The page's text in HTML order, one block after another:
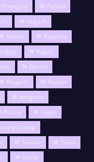
Prayagraj
Punjab
raigarh
Raisen
Rajastha
Rajpur
Ranchi
Raygarh
Raypur
Religious
Russia
Sagar
Laptop
Sehore
Seoni
Shakti